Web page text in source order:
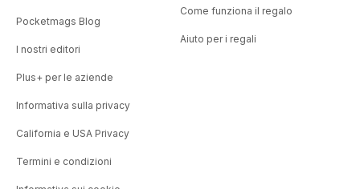
Pocketmags Blog
I nostri editori
Plus+ per le aziende
Informativa sulla privacy
California e USA Privacy
Termini e condizioni
Come funziona il regalo
Aiuto per i regali